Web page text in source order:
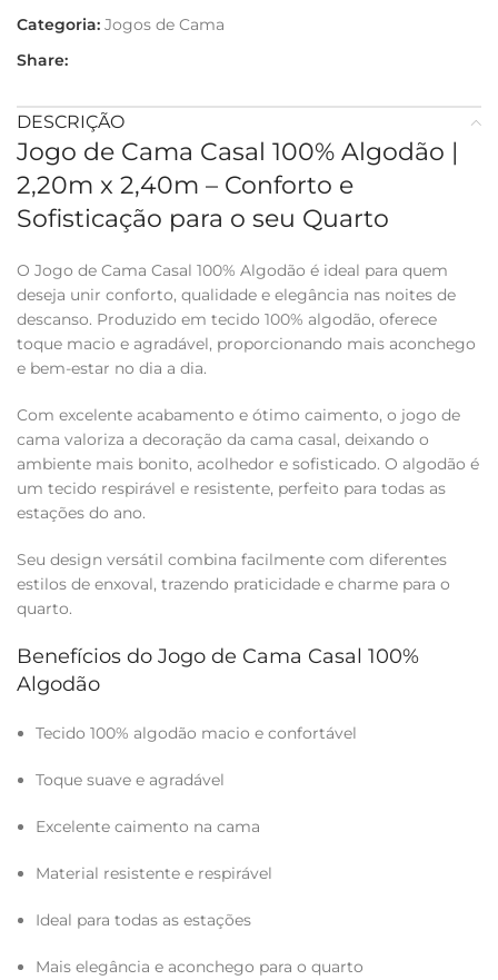
Categoria: Jogos de Cama
Share:
DESCRIÇÃO
Jogo de Cama Casal 100% Algodão |
2,20m x 2,40m – Conforto e
Sofisticação para o seu Quarto
O Jogo de Cama Casal 100% Algodão é ideal para quem
deseja unir conforto, qualidade e elegância nas noites de
descanso. Produzido em tecido 100% algodão, oferece
toque macio e agradável, proporcionando mais aconchego
e bem-estar no dia a dia.
Com excelente acabamento e ótimo caimento, o jogo de
cama valoriza a decoração da cama casal, deixando o
ambiente mais bonito, acolhedor e sofisticado. O algodão é
um tecido respirável e resistente, perfeito para todas as
estações do ano.
Seu design versátil combina facilmente com diferentes
estilos de enxoval, trazendo praticidade e charme para o
quarto.
Benefícios do Jogo de Cama Casal 100%
Algodão
Tecido 100% algodão macio e confortável
Toque suave e agradável
Excelente caimento na cama
Material resistente e respirável
Ideal para todas as estações
Mais elegância e aconchego para o quarto